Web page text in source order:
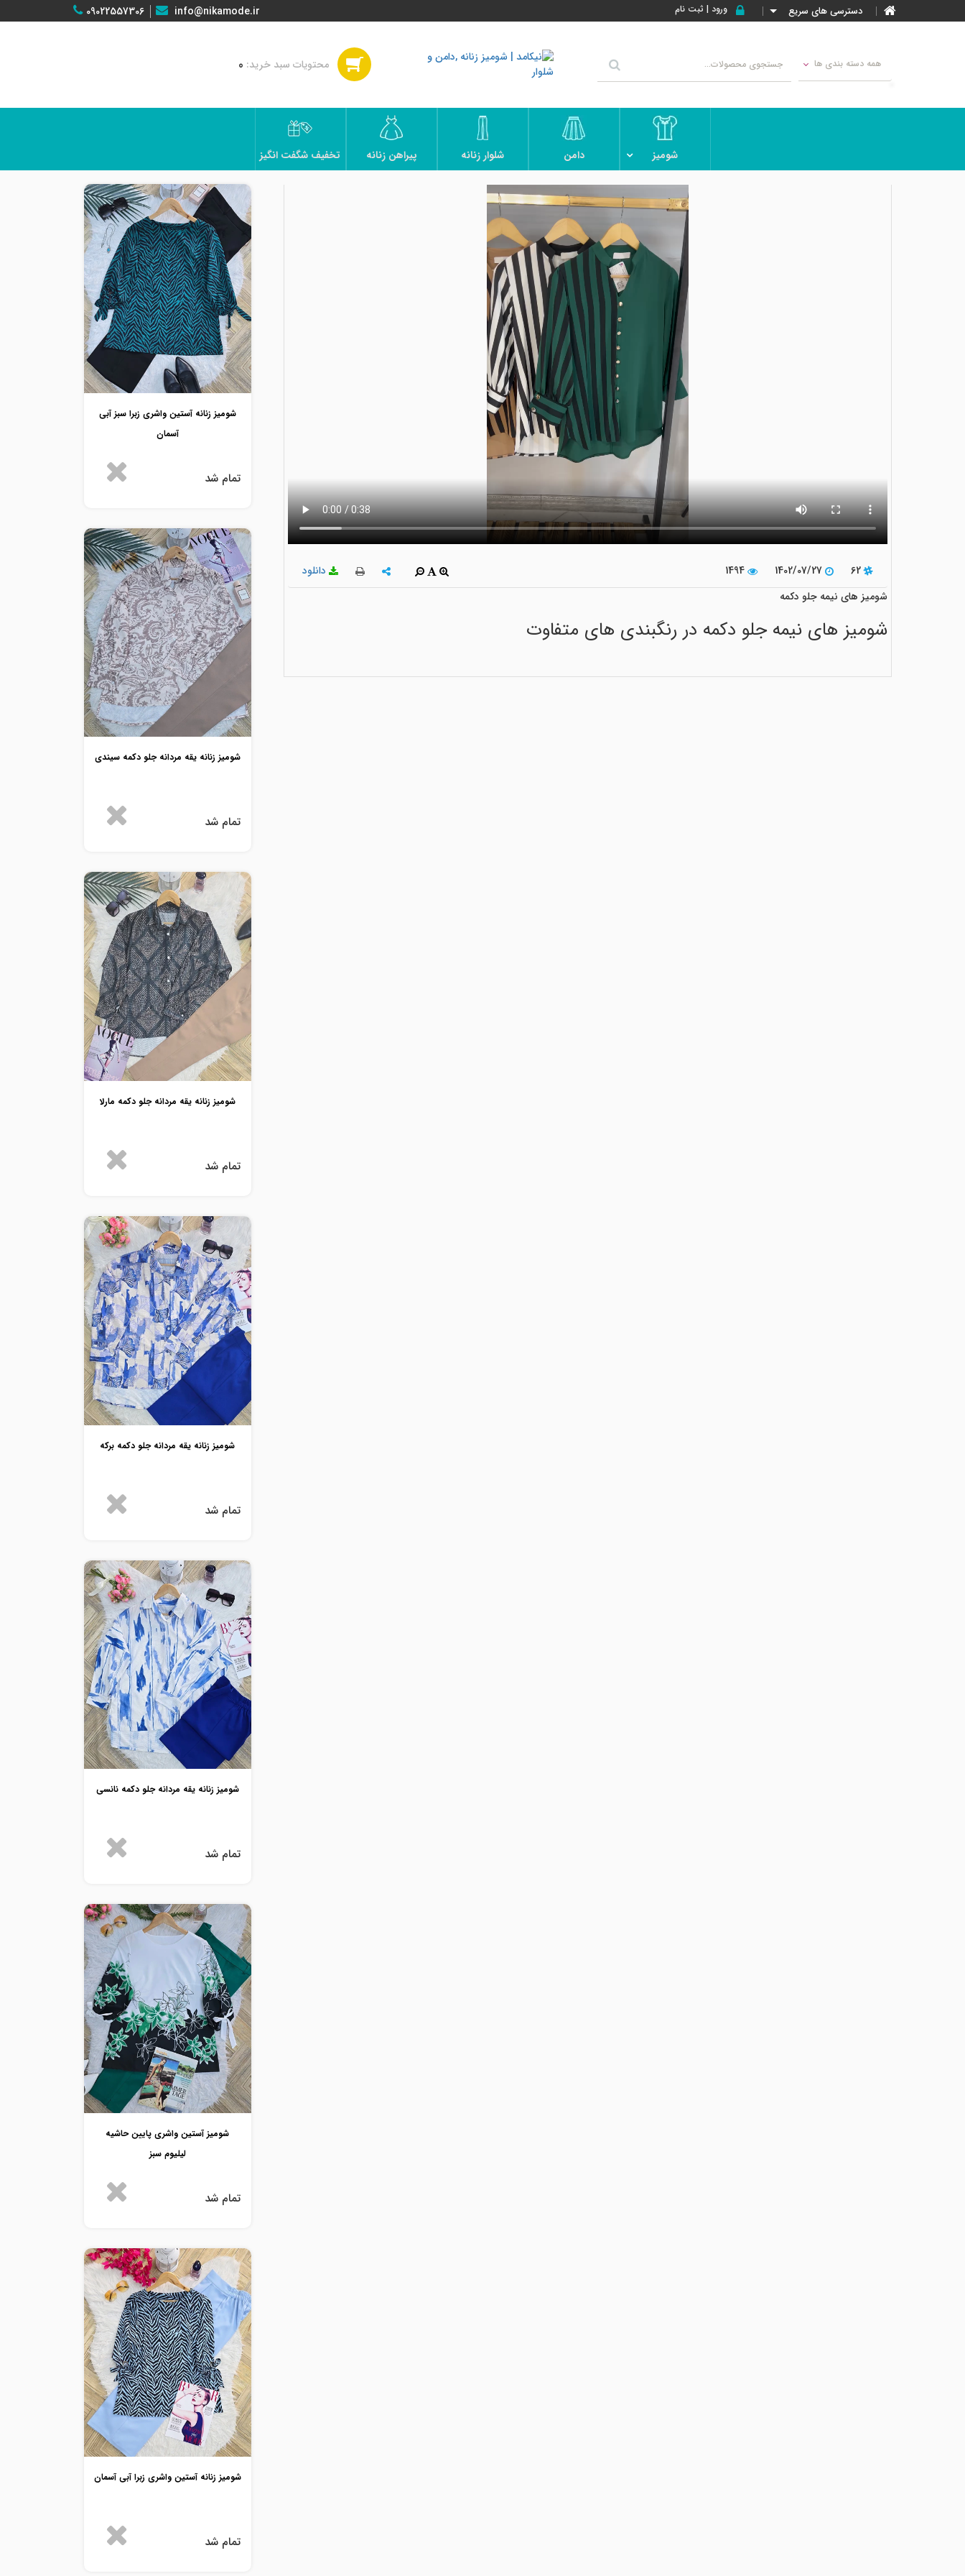
دسترسی های سریع ورود | ثبت نام 09022557306 info@nikamode.ir
همه دسته بندی ها 0
شومیز دامن شلوار زنانه پیراهن زنانه تخفیف شگفت انگیز
62
1402/07/27
1494
دانلود
شومیز های نیمه جلو دکمه
شومیز های نیمه جلو دکمه در رنگبندی های متفاوت
شومیز زنانه آستین واشری زبرا سبز آبی
آسمان
تمام شد
شومیز زنانه یقه مردانه جلو دکمه سیندی
تمام شد
شومیز زنانه یقه مردانه جلو دکمه مارلا
تمام شد
شومیز زنانه یقه مردانه جلو دکمه برکه
تمام شد
شومیز زنانه یقه مردانه جلو دکمه نانسی
تمام شد
شومیز آستین واشری پایین حاشیه
لیلیوم سبز
تمام شد
شومیز زنانه آستین واشری زبرا آبی آسمان
تمام شد